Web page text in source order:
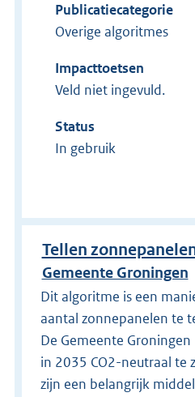
Publicatiecategorie
Overige algoritmes
Impacttoetsen
Veld niet ingevuld.
Status
In gebruik
Tellen
Gemeente Groningen
Dit algoritme is een
aantal zonnepanelen te
De Gemeente
in 2035 CO2-neutraal te
zijn een belangrijk